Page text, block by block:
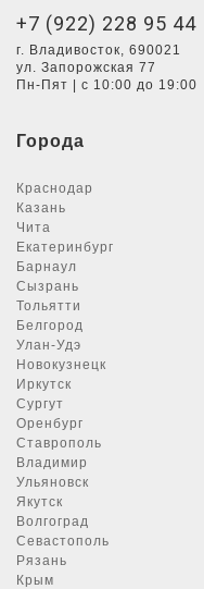
+7 (922) 228 95 44
г. Владивосток, 690021
ул. Запорожская 77
Пн-Пят | с 10:00 до 19:00
Города
Краснодар
Казань
Чита
Екатеринбург
Барнаул
Сызрань
Тольятти
Белгород
Улан-Удэ
Новокузнецк
Иркутск
Сургут
Оренбург
Ставрополь
Владимир
Ульяновск
Якутск
Волгоград
Севастополь
Рязань
Крым